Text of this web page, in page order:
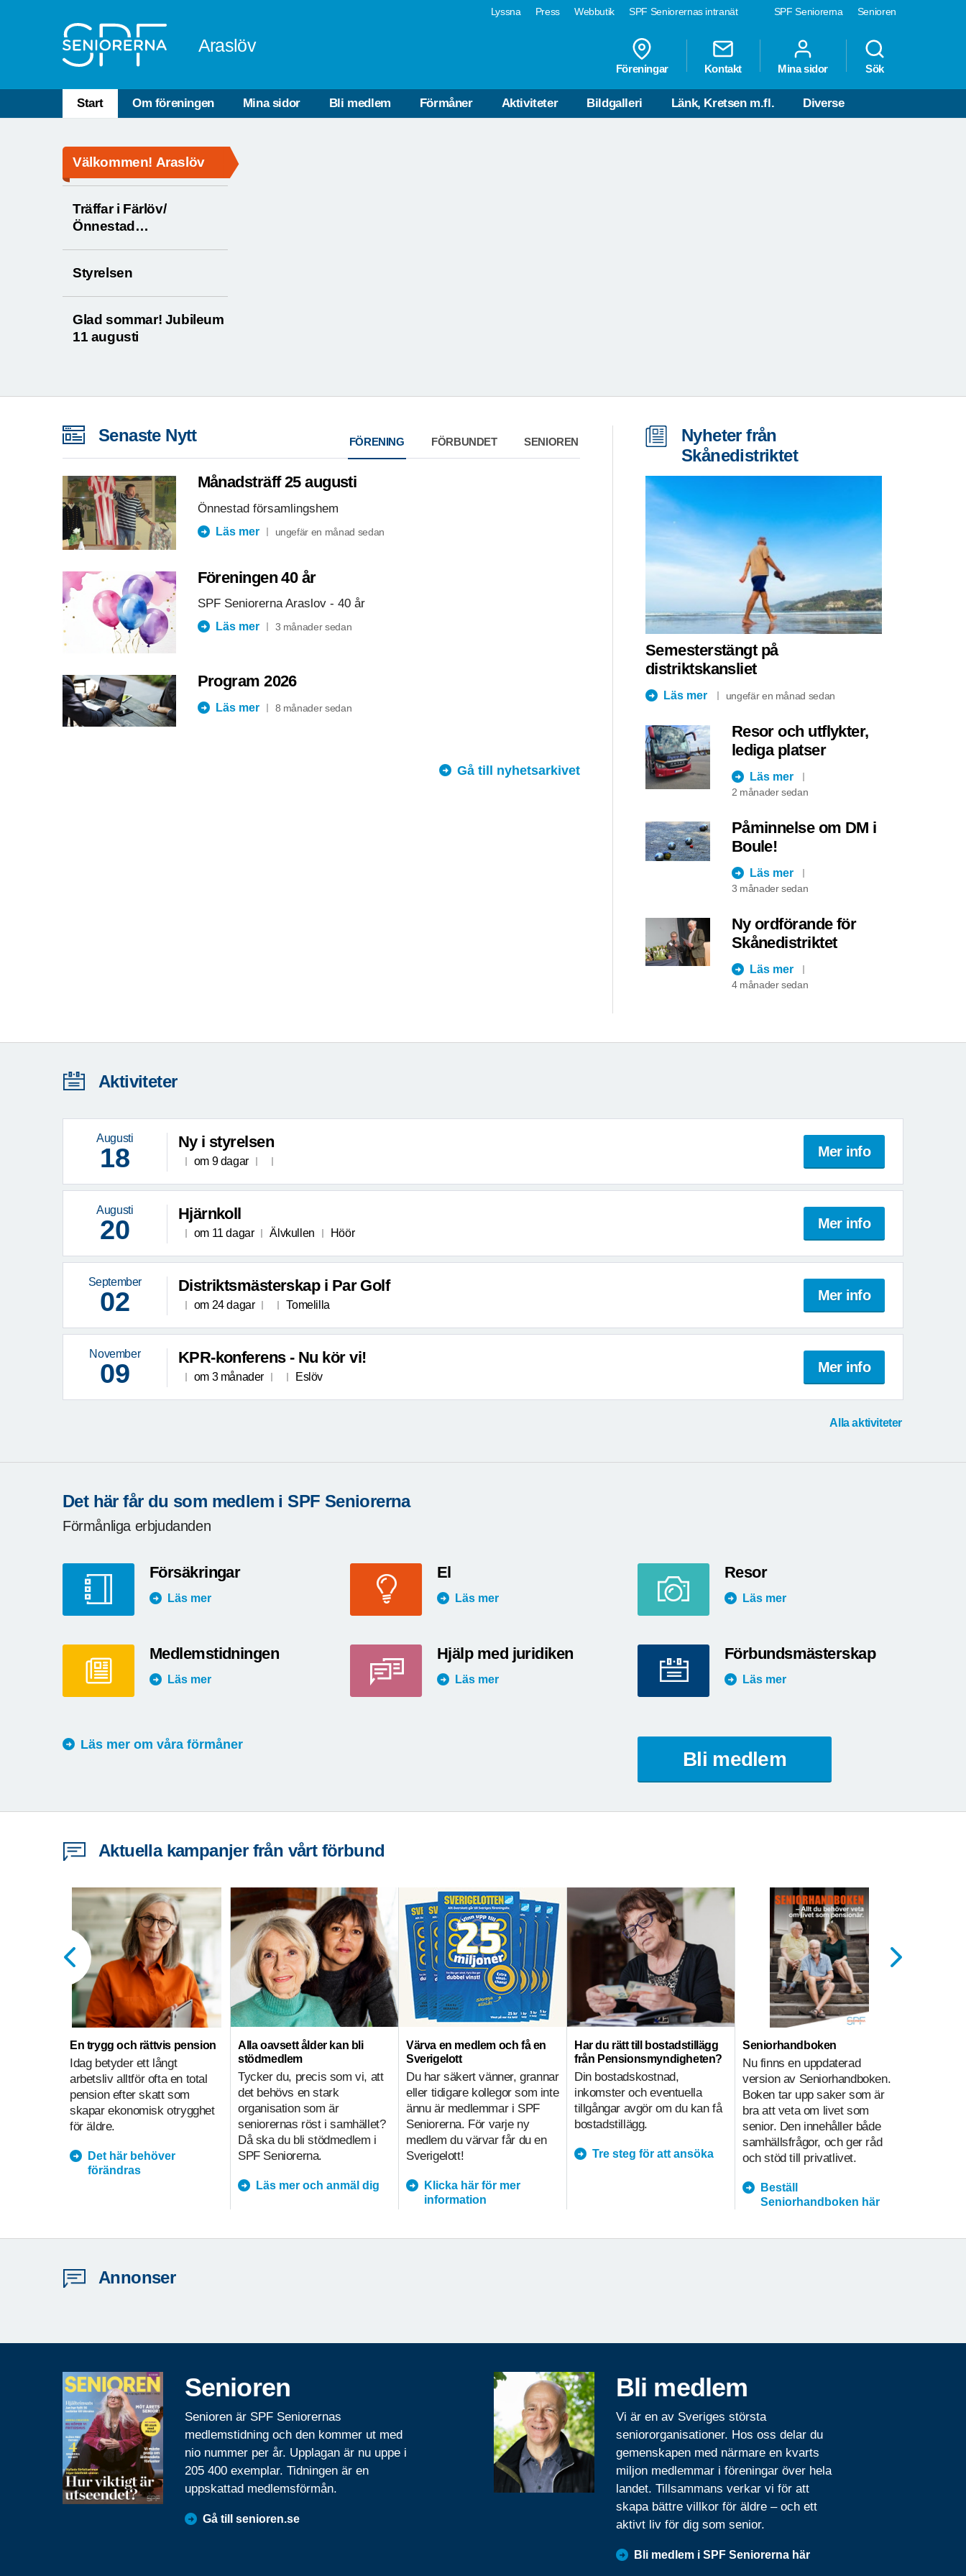
SPF Seniorerna Senioren
Lyssna Press Webbutik SPF Seniorernas intranät
Araslöv
Föreningar Kontakt Mina sidor Sök
Start Om föreningen Mina sidor Bli medlem Förmåner Aktiviteter Bildgalleri Länk, Kretsen m.fl. Diverse
Välkommen! Araslöv
Träffar i Färlöv/
Önnestad
Styrelsen
Glad sommar! Jubileum
11 augusti
SPF SENIORERNA ARASLÖV
STYRELSEN
JUBILEUM 11 AUGUSTI
Senaste Nytt FÖRENING FÖRBUNDET SENIOREN
Månadsträff 25 augusti
Önnestad församlingshem
Läs mer ungefär en månad sedan
Föreningen 40 år
SPF Seniorerna Araslov - 40 år
Läs mer 3 månader sedan
Program 2026
Läs mer 8 månader sedan
Gå till nyhetsarkivet
Nyheter från
Skånedistriktet
Semesterstängt på
distriktskansliet
Läs mer ungefär en månad sedan
Resor och utflykter,
lediga platser
Läs mer
2 månader sedan
Påminnelse om DM i
Boule!
Läs mer
3 månader sedan
Ny ordförande för
Skånedistriktet
Läs mer
4 månader sedan
Aktiviteter
Augusti
18
Ny i styrelsen
om 9 dagar
Mer info
Augusti
20
Hjärnkoll
om 11 dagar Älvkullen Höör
Mer info
September
02
Distriktsmästerskap i Par Golf
om 24 dagar Tomelilla
Mer info
November
09
KPR-konferens - Nu kör vi!
om 3 månader Eslöv
Mer info
Alla aktiviteter
Det här får du som medlem i SPF Seniorerna
Förmånliga erbjudanden
Försäkringar
Läs mer
El
Läs mer
Resor
Läs mer
Medlemstidningen
Läs mer
Hjälp med juridiken
Läs mer
Förbundsmästerskap
Läs mer
Läs mer om våra förmåner
Bli medlem
Aktuella kampanjer från vårt förbund
En trygg och rättvis pension
Idag betyder ett långt
arbetsliv alltför ofta en total
pension efter skatt som
skapar ekonomisk otrygghet
för äldre.
Det här behöver
förändras
Alla oavsett ålder kan bli
stödmedlem
Tycker du, precis som vi, att
det behövs en stark
organisation som är
seniorernas röst i samhället?
Då ska du bli stödmedlem i
SPF Seniorerna.
Läs mer och anmäl dig
Värva en medlem och få en
Sverigelott
Du har säkert vänner, grannar
eller tidigare kollegor som inte
ännu är medlemmar i SPF
Seniorerna. För varje ny
medlem du värvar får du en
Sverigelott!
Klicka här för mer
information
Har du rätt till bostadstillägg
från Pensionsmyndigheten?
Din bostadskostnad,
inkomster och eventuella
tillgångar avgör om du kan få
bostadstillägg.
Tre steg för att ansöka
Seniorhandboken
Nu finns en uppdaterad
version av Seniorhandboken.
Boken tar upp saker som är
bra att veta om livet som
senior. Den innehåller både
samhällsfrågor, och ger råd
och stöd till privatlivet.
Beställ
Seniorhandboken här
Annonser
Senioren
Senioren är SPF Seniorernas
medlemstidning och den kommer ut med
nio nummer per år. Upplagan är nu uppe i
205 400 exemplar. Tidningen är en
uppskattad medlemsförmån.
Gå till senioren.se
Bli medlem
Vi är en av Sveriges största
seniororganisationer. Hos oss delar du
gemenskapen med närmare en kvarts
miljon medlemmar i föreningar över hela
landet. Tillsammans verkar vi för att
skapa bättre villkor för äldre – och ett
aktivt liv för dig som senior.
Bli medlem i SPF Seniorerna här